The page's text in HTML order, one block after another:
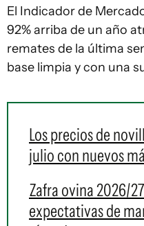
El Indicador de
92% arriba de un año
remates de la última
base limpia y con una
Los precios de
julio con nuevos
Zafra ovina 2026/
expectativas de